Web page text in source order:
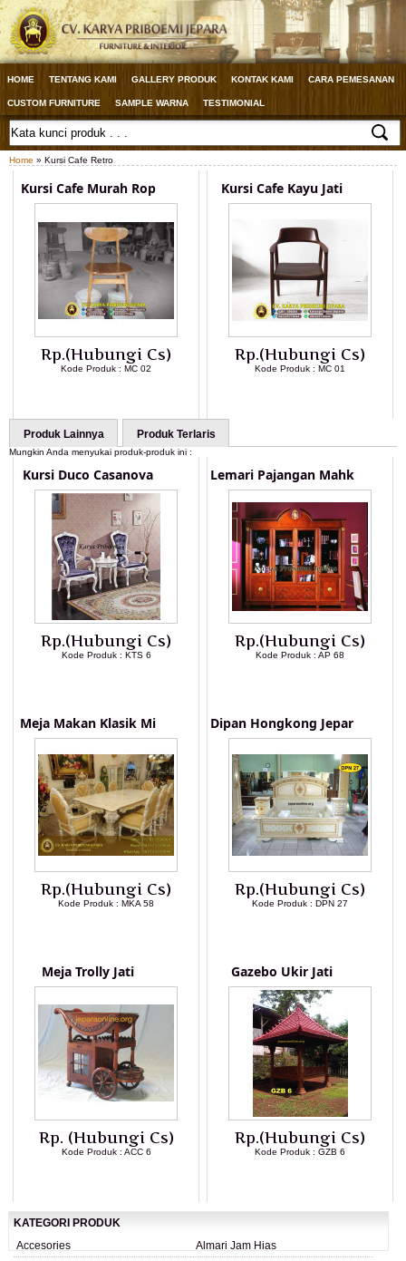
HOME TENTANG KAMI GALLERY PRODUK KONTAK KAMI CARA PEMESANAN
CUSTOM FURNITURE SAMPLE WARNA TESTIMONIAL
Home » Kursi Cafe Retro
Kursi Cafe Murah Rop
Rp.(Hubungi Cs)
Kode Produk : MC 02
Kursi Cafe Kayu Jati
Rp.(Hubungi Cs)
Kode Produk : MC 01
Produk Lainnya Produk Terlaris
Mungkin Anda menyukai produk-produk ini :
Kursi Duco Casanova
Rp.(Hubungi Cs)
Kode Produk : KTS 6
Lemari Pajangan Mahk
Rp.(Hubungi Cs)
Kode Produk : AP 68
Meja Makan Klasik Mi
Rp.(Hubungi Cs)
Kode Produk : MKA 58
Dipan Hongkong Jepar
Rp.(Hubungi Cs)
Kode Produk : DPN 27
Meja Trolly Jati
Rp. (Hubungi Cs)
Kode Produk : ACC 6
Gazebo Ukir Jati
Rp.(Hubungi Cs)
Kode Produk : GZB 6
KATEGORI PRODUK
Accesories
Almari Jam Hias